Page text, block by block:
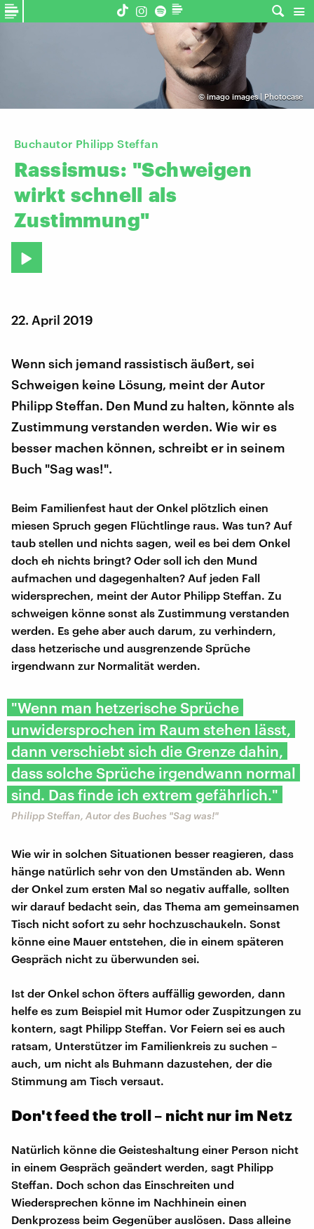
© imago images | Photocase
Buchautor Philipp Steffan
Rassismus: "Schweigen
wirkt schnell als
Zustimmung"
22. April 2019
Wenn sich jemand rassistisch äußert, sei
Schweigen keine Lösung, meint der Autor
Philipp Steffan. Den Mund zu halten, könnte als
Zustimmung verstanden werden. Wie wir es
besser machen können, schreibt er in seinem
Buch "Sag was!".
Beim Familienfest haut der Onkel plötzlich einen
miesen Spruch gegen Flüchtlinge raus. Was tun? Auf
taub stellen und nichts sagen, weil es bei dem Onkel
doch eh nichts bringt? Oder soll ich den Mund
aufmachen und dagegenhalten? Auf jeden Fall
widersprechen, meint der Autor Philipp Steffan. Zu
schweigen könne sonst als Zustimmung verstanden
werden. Es gehe aber auch darum, zu verhindern,
dass hetzerische und ausgrenzende Sprüche
irgendwann zur Normalität werden.
"Wenn man hetzerische Sprüche
unwidersprochen im Raum stehen lässt,
dann verschiebt sich die Grenze dahin,
dass solche Sprüche irgendwann normal
sind. Das finde ich extrem gefährlich."
Philipp Steffan, Autor des Buches "Sag was!"
Wie wir in solchen Situationen besser reagieren, dass
hänge natürlich sehr von den Umständen ab. Wenn
der Onkel zum ersten Mal so negativ auffalle, sollten
wir darauf bedacht sein, das Thema am gemeinsamen
Tisch nicht sofort zu sehr hochzuschaukeln. Sonst
könne eine Mauer entstehen, die in einem späteren
Gespräch nicht zu überwunden sei.
Ist der Onkel schon öfters auffällig geworden, dann
helfe es zum Beispiel mit Humor oder Zuspitzungen zu
kontern, sagt Philipp Steffan. Vor Feiern sei es auch
ratsam, Unterstützer im Familienkreis zu suchen –
auch, um nicht als Buhmann dazustehen, der die
Stimmung am Tisch versaut.
Don't feed the troll – nicht nur im Netz
Natürlich könne die Geisteshaltung einer Person nicht
in einem Gespräch geändert werden, sagt Philipp
Steffan. Doch schon das Einschreiten und
Wiedersprechen könne im Nachhinein einen
Denkprozess beim Gegenüber auslösen. Dass alleine